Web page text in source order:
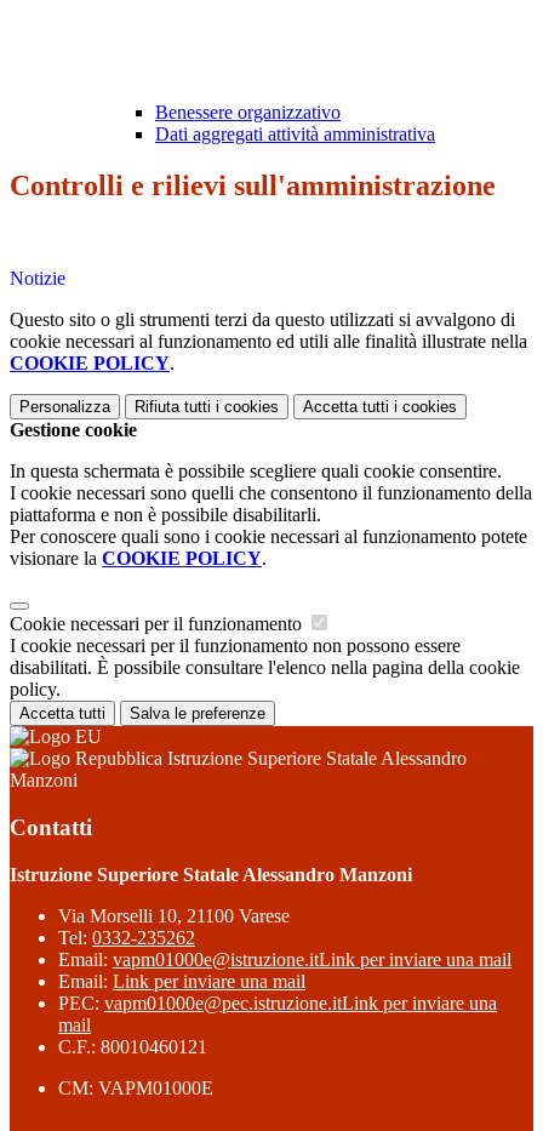
Benessere organizzativo
Dati aggregati attività amministrativa
Controlli e rilievi sull'amministrazione
Notizie
Questo sito o gli strumenti terzi da questo utilizzati si avvalgono di
cookie necessari al funzionamento ed utili alle finalità illustrate nella
COOKIE POLICY.
Personalizza Rifiuta tutti i cookies Accetta tutti i cookies
Gestione cookie
In questa schermata è possibile scegliere quali cookie consentire.
I cookie necessari sono quelli che consentono il funzionamento della
piattaforma e non è possibile disabilitarli.
Per conoscere quali sono i cookie necessari al funzionamento potete
visionare la COOKIE POLICY.
Cookie necessari per il funzionamento
I cookie necessari per il funzionamento non possono essere
disabilitati. È possibile consultare l'elenco nella pagina della cookie
policy.
Accetta tutti Salva le preferenze
Istruzione Superiore Statale Alessandro
Manzoni
Contatti
Istruzione Superiore Statale Alessandro Manzoni
Via Morselli 10, 21100 Varese
Tel: 0332-235262
Email: vapm01000e@istruzione.itLink per inviare una mail
Email: Link per inviare una mail
PEC: vapm01000e@pec.istruzione.itLink per inviare una
mail
C.F.: 80010460121
CM: VAPM01000E